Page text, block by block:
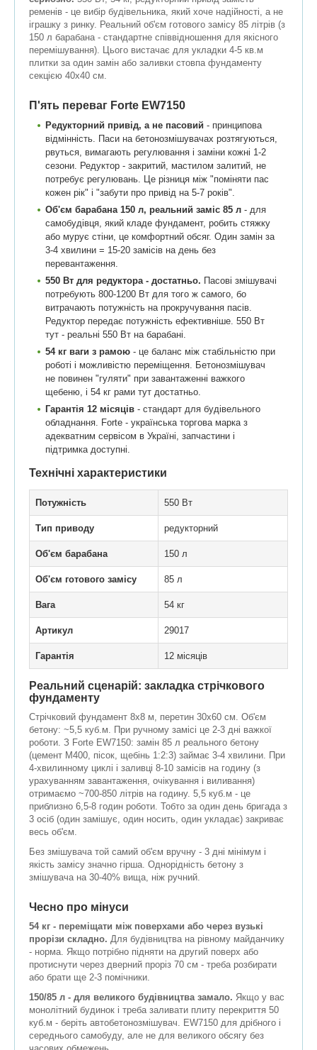
ременів - це вибір будівельника, який хоче надійності, а не
іграшку з ринку. Реальний об'єм готового замісу 85 літрів (з
150 л барабана - стандартне співвідношення для якісного
перемішування). Цього вистачає для укладки 4-5 кв.м
плитки за один замін або заливки стовпа фундаменту
секцією 40х40 см.
П'ять переваг Forte EW7150
Редукторний привід, а не пасовий - принципова
відмінність. Паси на бетонозмішувачах розтягуються,
рвуться, вимагають регулювання і заміни кожні 1-2
сезони. Редуктор - закритий, мастилом залитий, не
потребує регулювань. Це різниця між "поміняти пас
кожен рік" і "забути про привід на 5-7 років".
Об'єм барабана 150 л, реальний заміс 85 л - для
самобудівця, який кладе фундамент, робить стяжку
або мурує стіни, це комфортний обсяг. Один замін за
3-4 хвилини = 15-20 замісів на день без
перевантаження.
550 Вт для редуктора - достатньо. Пасові змішувачі
потребують 800-1200 Вт для того ж самого, бо
витрачають потужність на прокручування пасів.
Редуктор передає потужність ефективніше. 550 Вт
тут - реальні 550 Вт на барабані.
54 кг ваги з рамою - це баланс між стабільністю при
роботі і можливістю переміщення. Бетонозмішувач
не повинен "гуляти" при завантаженні важкого
щебеню, і 54 кг рами тут достатньо.
Гарантія 12 місяців - стандарт для будівельного
обладнання. Forte - українська торгова марка з
адекватним сервісом в Україні, запчастини і
підтримка доступні.
Технічні характеристики
Потужність 550 Вт
Тип приводу редукторний
Об'єм барабана 150 л
Об'єм готового замісу 85 л
Вага 54 кг
Артикул 29017
Гарантія 12 місяців
Реальний сценарій: закладка стрічкового
фундаменту
Стрічковий фундамент 8х8 м, перетин 30х60 см. Об'єм
бетону: ~5,5 куб.м. При ручному замісі це 2-3 дні важкої
роботи. З Forte EW7150: замін 85 л реального бетону
(цемент М400, пісок, щебінь 1:2:3) займає 3-4 хвилини. При
4-хвилинному циклі і заливці 8-10 замісів на годину (з
урахуванням завантаження, очікування і виливання)
отримаємо ~700-850 літрів на годину. 5,5 куб.м - це
приблизно 6,5-8 годин роботи. Тобто за один день бригада з
3 осіб (один замішує, один носить, один укладає) закриває
весь об'єм.
Без змішувача той самий об'єм вручну - 3 дні мінімум і
якість замісу значно гірша. Однорідність бетону з
змішувача на 30-40% вища, ніж ручний.
Чесно про мінуси
54 кг - переміщати між поверхами або через вузькі
прорізи складно. Для будівництва на рівному майданчику
- норма. Якщо потрібно підняти на другий поверх або
протиснути через дверний проріз 70 см - треба розбирати
або брати ще 2-3 помічники.
150/85 л - для великого будівництва замало. Якщо у вас
монолітний будинок і треба заливати плиту перекриття 50
куб.м - беріть автобетонозмішувач. EW7150 для дрібного і
середнього самобуду, але не для великого обсягу без